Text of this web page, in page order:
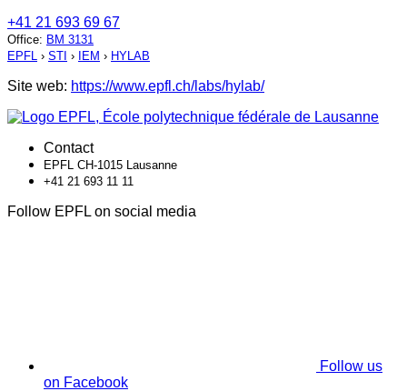
+41 21 693 69 67
Office: BM 3131
EPFL › STI › IEM › HYLAB
Site web: https://www.epfl.ch/labs/hylab/
Contact
EPFL CH-1015 Lausanne
+41 21 693 11 11
Follow EPFL on social media
Follow us
on Facebook